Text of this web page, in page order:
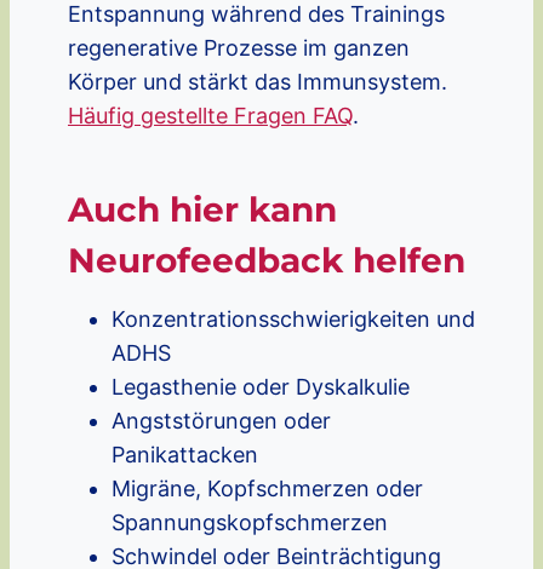
Entspannung während des Trainings
regenerative Prozesse im ganzen
Körper und stärkt das Immunsystem.
Häufig gestellte Fragen FAQ.
Auch hier kann
Neurofeedback helfen
Konzentrationsschwierigkeiten und
ADHS
Legasthenie oder Dyskalkulie
Angststörungen oder
Panikattacken
Migräne, Kopfschmerzen oder
Spannungskopfschmerzen
Schwindel oder Beinträchtigung